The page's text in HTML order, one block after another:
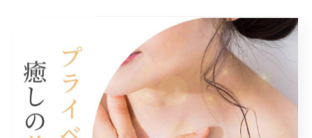
最近の投稿 Recent Posts
2025/11/16
お知らせ